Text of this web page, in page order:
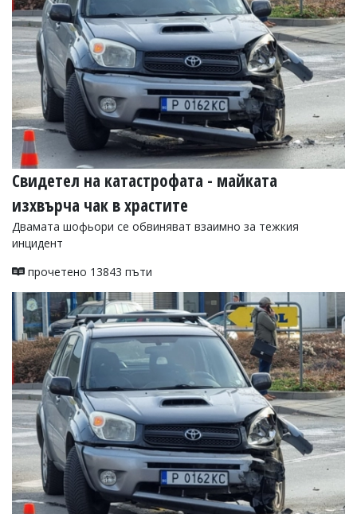
Свидетел на катастрофата - майката
изхвърча чак в храстите
Двамата шофьори се обвиняват взаимно за тежкия
инцидент
прочетено 13843 пъти